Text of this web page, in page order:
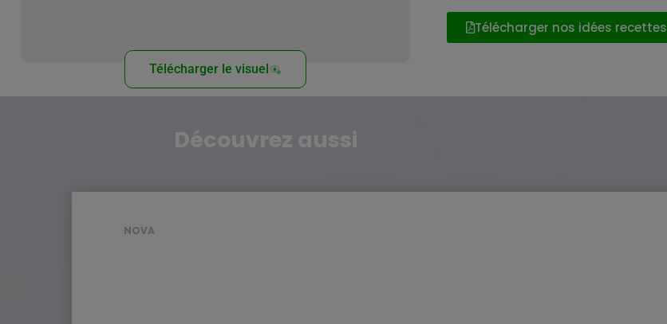
Télécharger le visuel
Télécharger nos idées recettes
Découvrez aussi
NOVA